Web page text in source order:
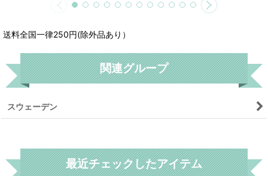
送料全国一律250円(除外品あり）
関連グループ
スウェーデン
最近チェックしたアイテム